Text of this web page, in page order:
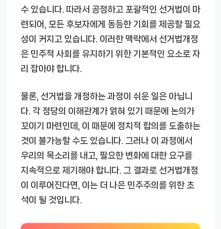
수 있습니다. 따라서 공정하고 포괄적인 선거법이 마
련되어, 모든 후보자에게 동등한 기회를 제공할 필요
성이 커지고 있습니다. 이러한 맥락에서 선거법개정
은 민주적 사회를 유지하기 위한 기본적인 요소로 자
리 잡아야 합니다.
물론, 선거법을 개정하는 과정이 쉬운 일은 아닙니
다. 각 정당의 이해관계가 얽혀 있기 때문에 논의가
꼬이기 마련인데, 이 때문에 정치적 합의를 도출하는
것이 불가능할 수도 있습니다. 그러나 이 과정에서
우리의 목소리를 내고, 필요한 변화에 대한 요구를
지속적으로 제기해야 합니다. 그 결과로 선거법개정
이 이루어진다면, 이는 더 나은 민주주의를 위한 초
석이 될 것입니다.